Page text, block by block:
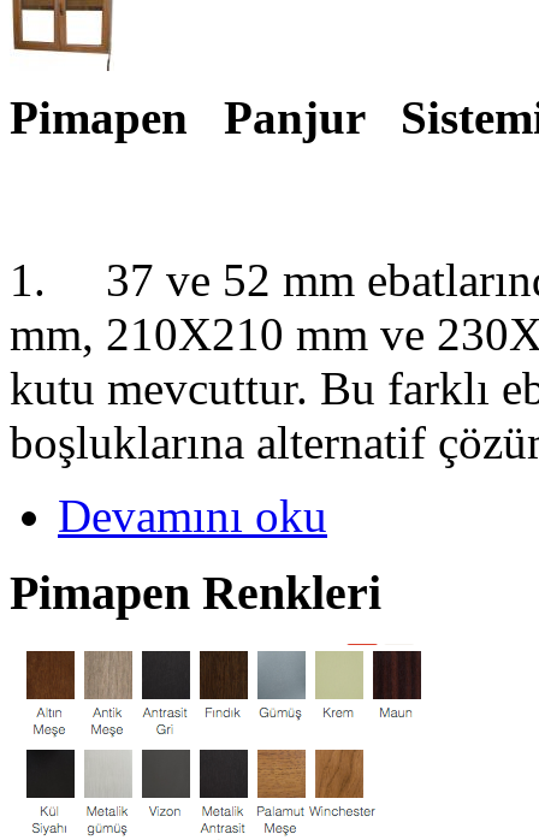
Pimapen Panjur
1. 37 ve 52 mm
mm, 210X210 mm ve
kutu mevcuttur. Bu farklı
boşluklarına alternatif
Devamını oku
Pimapen Renkleri